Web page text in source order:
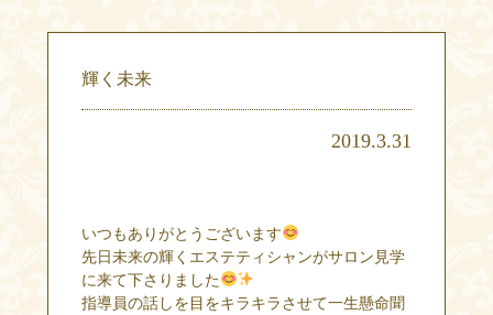
輝く未来
2019.3.31
いつもありがとうございます
先日未来の輝くエステティシャンがサロン見学
に来て下さりました
指導員の話しを目をキラキラさせて一生懸命聞